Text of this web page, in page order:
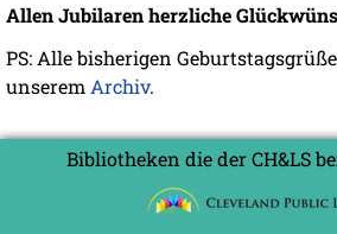
Allen Jubilaren herzliche
PS: Alle bisherigen
unserem Archiv.
Bibliotheken die der CH&LS